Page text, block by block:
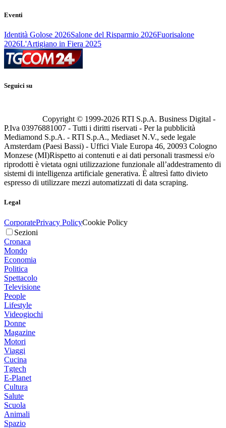
Eventi
Identità Golose 2026Salone del Risparmio 2026Fuorisalone
2026L'Artigiano in Fiera 2025
Seguici su
Copyright © 1999-2026 RTI S.p.A. Business Digital -
P.Iva 03976881007 - Tutti i diritti riservati - Per la pubblicità
Mediamond S.p.A. - RTI S.p.A., Mediaset N.V., sede legale
Amsterdam (Paesi Bassi) - Uffici Viale Europa 46, 20093 Cologno
Monzese (MI)Rispetto ai contenuti e ai dati personali trasmessi e/o
riprodotti è vietata ogni utilizzazione funzionale all’addestramento di
sistemi di intelligenza artificiale generativa. È altresì fatto divieto
espresso di utilizzare mezzi automatizzati di data scraping.
Legal
CorporatePrivacy PolicyCookie Policy
Sezioni
Cronaca
Mondo
Economia
Politica
Spettacolo
Televisione
People
Lifestyle
Videogiochi
Donne
Magazine
Motori
Viaggi
Cucina
Tgtech
E-Planet
Cultura
Salute
Scuola
Animali
Spazio